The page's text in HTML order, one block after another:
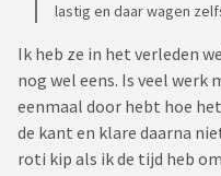
lastig en daar wagen
Ik heb ze in het verleden
nog wel eens. Is veel werk
eenmaal door hebt hoe
de kant en klare daarna
roti kip als ik de tijd heb